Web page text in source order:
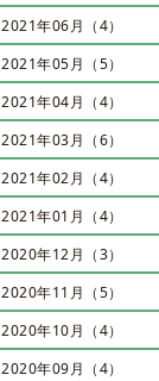
2021年06月（4）
2021年05月（5）
2021年04月（4）
2021年03月（6）
2021年02月（4）
2021年01月（4）
2020年12月（3）
2020年11月（5）
2020年10月（4）
2020年09月（4）